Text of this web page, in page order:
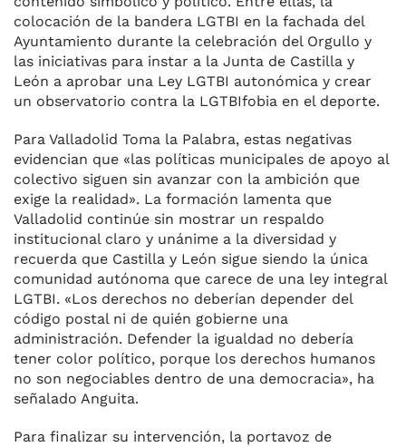
colocación de la bandera LGTBI en la fachada del
Ayuntamiento durante la celebración del Orgullo y
las iniciativas para instar a la Junta de Castilla y
León a aprobar una Ley LGTBI autonómica y crear
un observatorio contra la LGTBIfobia en el deporte.
Para Valladolid Toma la Palabra, estas negativas
evidencian que «las políticas municipales de apoyo al
colectivo siguen sin avanzar con la ambición que
exige la realidad». La formación lamenta que
Valladolid continúe sin mostrar un respaldo
institucional claro y unánime a la diversidad y
recuerda que Castilla y León sigue siendo la única
comunidad autónoma que carece de una ley integral
LGTBI. «Los derechos no deberían depender del
código postal ni de quién gobierne una
administración. Defender la igualdad no debería
tener color político, porque los derechos humanos
no son negociables dentro de una democracia», ha
señalado Anguita.
Para finalizar su intervención, la portavoz de